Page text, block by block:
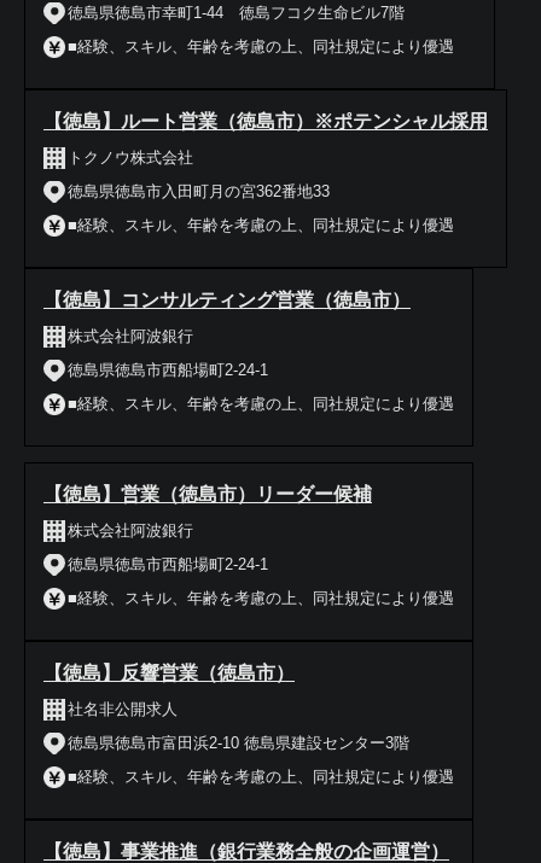
徳島県徳島市幸町1-44 徳島フコク生命ビル7階
■経験、スキル、年齢を考慮の上、同社規定により優遇
【徳島】ルート営業（徳島市）※ポテンシャル採用
トクノウ株式会社
徳島県徳島市入田町月の宮362番地33
■経験、スキル、年齢を考慮の上、同社規定により優遇
【徳島】コンサルティング営業（徳島市）
株式会社阿波銀行
徳島県徳島市西船場町2-24-1
■経験、スキル、年齢を考慮の上、同社規定により優遇
【徳島】営業（徳島市）リーダー候補
株式会社阿波銀行
徳島県徳島市西船場町2-24-1
■経験、スキル、年齢を考慮の上、同社規定により優遇
【徳島】反響営業（徳島市）
社名非公開求人
徳島県徳島市富田浜2-10 徳島県建設センター3階
■経験、スキル、年齢を考慮の上、同社規定により優遇
【徳島】事業推進（銀行業務全般の企画運営）